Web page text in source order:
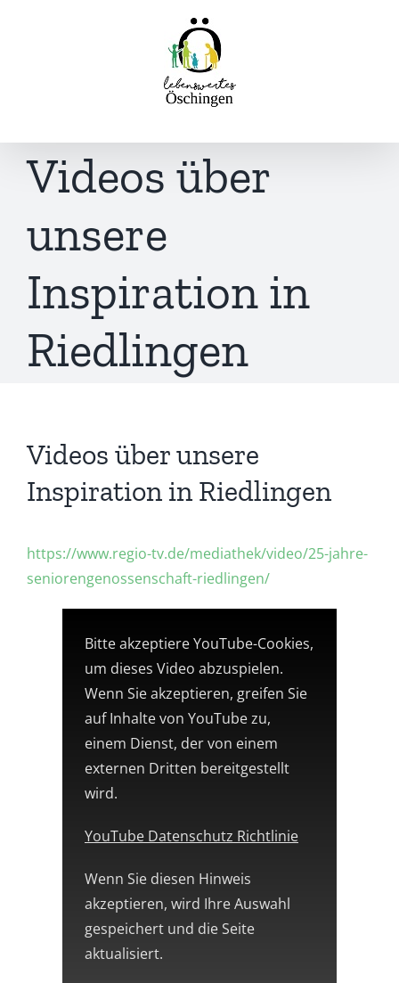
Videos über
unsere
Inspiration in
Riedlingen
Videos über unsere
Inspiration in Riedlingen
https://www.regio-tv.de/mediathek/video/25-jahre-
seniorengenossenschaft-riedlingen/
Bitte akzeptiere YouTube-Cookies,
um dieses Video abzuspielen.
Wenn Sie akzeptieren, greifen Sie
auf Inhalte von YouTube zu,
einem Dienst, der von einem
externen Dritten bereitgestellt
wird.
YouTube Datenschutz Richtlinie
Wenn Sie diesen Hinweis
akzeptieren, wird Ihre Auswahl
gespeichert und die Seite
aktualisiert.